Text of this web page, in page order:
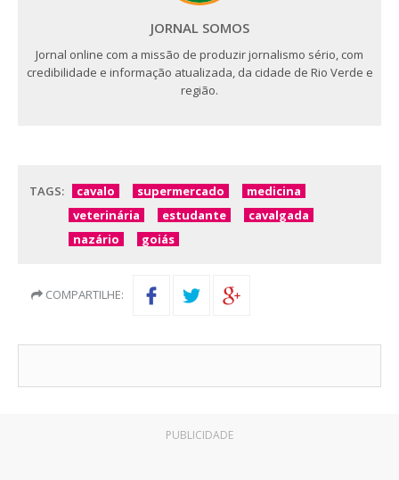
JORNAL SOMOS
Jornal online com a missão de produzir jornalismo sério, com
credibilidade e informação atualizada, da cidade de Rio Verde e
região.
TAGS: cavalo supermercado
medicina
veterinária
estudante
cavalgada
nazário
goiás
COMPARTILHE:
PUBLICIDADE